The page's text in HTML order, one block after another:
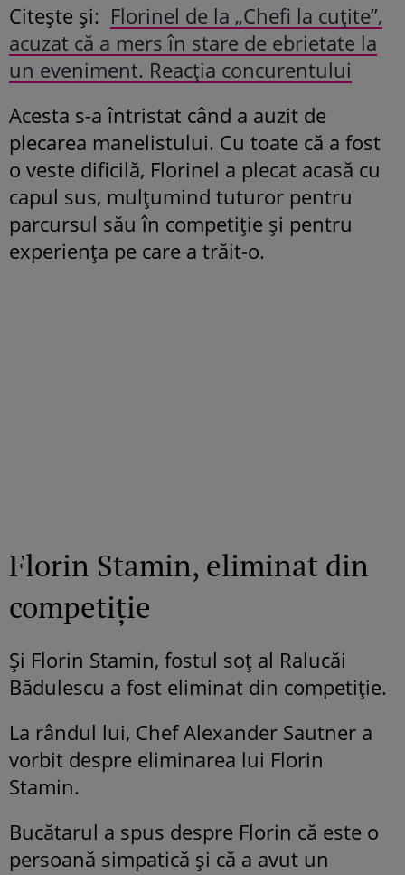
Citește și: Florinel de la „Chefi la cuțite”,
acuzat că a mers în stare de ebrietate la
un eveniment. Reacția concurentului
Acesta s-a întristat când a auzit de
plecarea manelistului. Cu toate că a fost
o veste dificilă, Florinel a plecat acasă cu
capul sus, mulțumind tuturor pentru
parcursul său în competiție și pentru
experiența pe care a trăit-o.
Florin Stamin, eliminat din
competiție
Și Florin Stamin, fostul soț al Ralucăi
Bădulescu a fost eliminat din competiție.
La rândul lui, Chef Alexander Sautner a
vorbit despre eliminarea lui Florin
Stamin.
Bucătarul a spus despre Florin că este o
persoană simpatică și că a avut un